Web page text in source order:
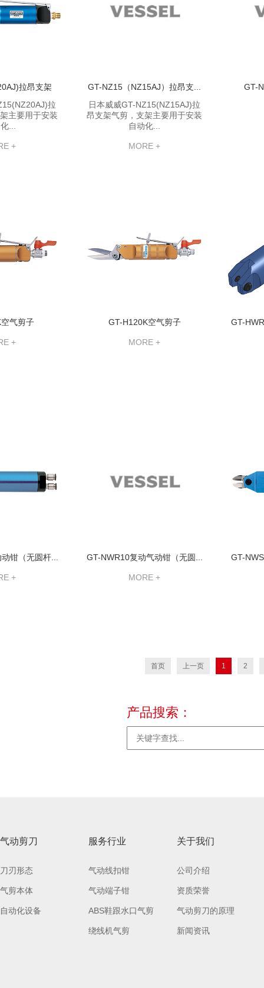
拉昂支架
拉
主要用于安装
...
+
GT-NZ15（NZ15AJ）拉昂支...
日本威威GT-NZ15(NZ15AJ)拉
昂支架气剪，支架主要用于安装
自动化...
MORE +
GT-
气剪子
+
GT-H120K空气剪子
MORE +
GT-
钳（无圆杆...
+
GT-NWR10复动气动钳（无圆...
MORE +
GT-
首页 上一页 1 2
产品搜索：
气动剪刀
刀刃形态
气剪本体
自动化设备
服务行业
气动线扣钳
气动端子钳
ABS鞋跟水口气剪
绕线机气剪
关于我们
公司介绍
资质荣誉
气动剪刀的原理
新闻资讯